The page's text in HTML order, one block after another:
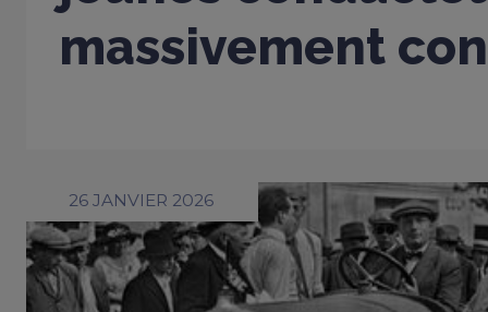
massivement
26 JANVIER 2026